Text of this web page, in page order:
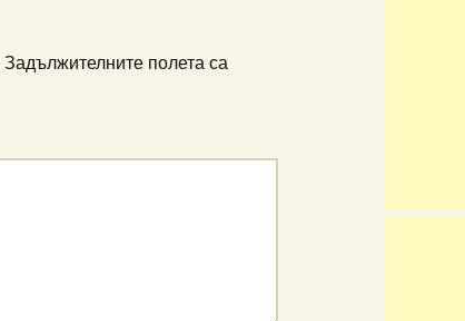
Задължителните полета са